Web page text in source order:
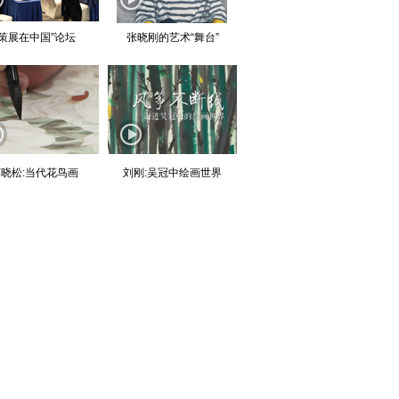
展在中国”论坛 张晓刚的艺术“舞台”
松:当代花鸟画 刘刚:吴冠中绘画世界